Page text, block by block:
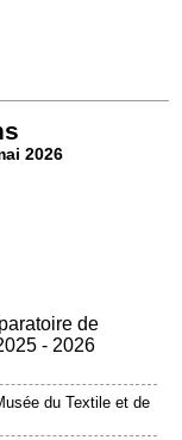
2026
de
- 2026
du Textile et de